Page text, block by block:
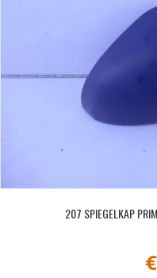
207 SPIEGELKAP
€